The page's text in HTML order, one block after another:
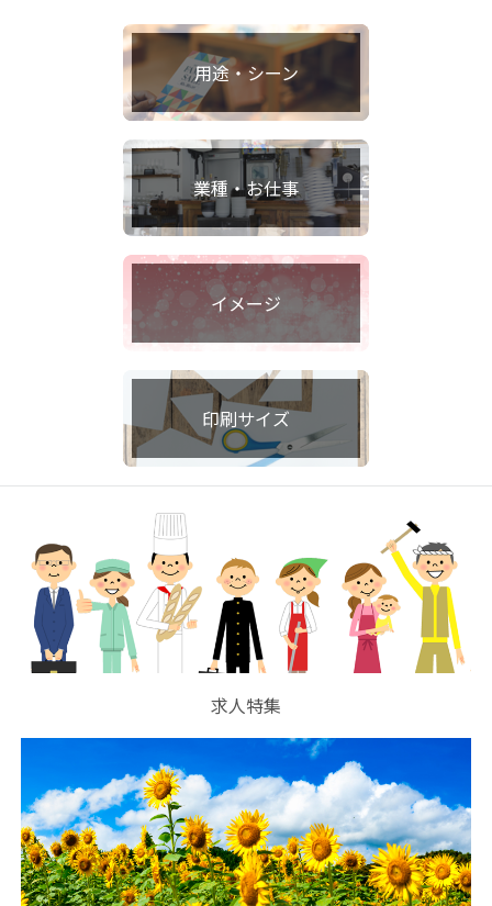
用途・シーン
業種・お仕事
イメージ
印刷サイズ
求人特集